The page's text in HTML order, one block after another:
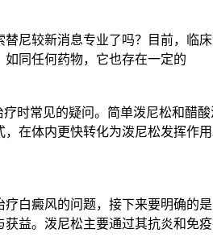
尼较新消息专业了吗？目前，临
同任何药物，它也存在一定的
时常见的疑问。简单泼尼松和醋
在体内更快转化为泼尼松发挥作
白癜风的问题，接下来要明确的
益。泼尼松主要通过其抗炎和免